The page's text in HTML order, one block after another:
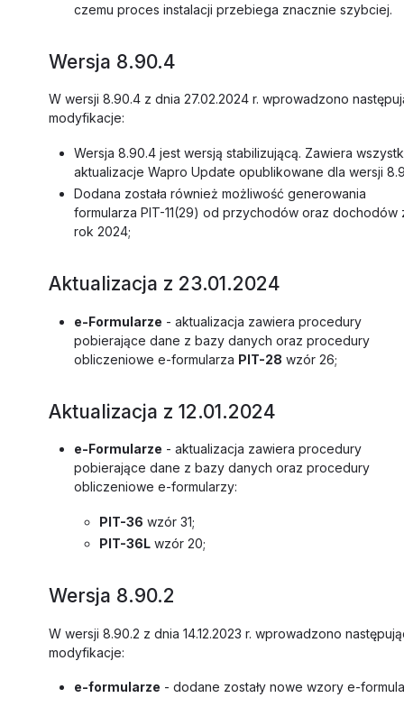
czemu proces instalacji przebiega znacznie szybciej.
Wersja 8.90.4
W wersji 8.90.4 z dnia 27.02.2024 r. wprowadzono
modyfikacje:
Wersja 8.90.4 jest wersją stabilizującą. Zawiera
aktualizacje Wapro Update opublikowane dla wersji
Dodana została również możliwość generowania
formularza PIT-11(29) od przychodów oraz dochodów
rok 2024;
Aktualizacja z 23.01.2024
e-Formularze - aktualizacja zawiera procedury
pobierające dane z bazy danych oraz procedury
obliczeniowe e-formularza PIT-28 wzór 26;
Aktualizacja z 12.01.2024
e-Formularze - aktualizacja zawiera procedury
pobierające dane z bazy danych oraz procedury
obliczeniowe e-formularzy:
PIT-36 wzór 31;
PIT-36L wzór 20;
Wersja 8.90.2
W wersji 8.90.2 z dnia 14.12.2023 r. wprowadzono
modyfikacje:
e-formularze - dodane zostały nowe wzory e-